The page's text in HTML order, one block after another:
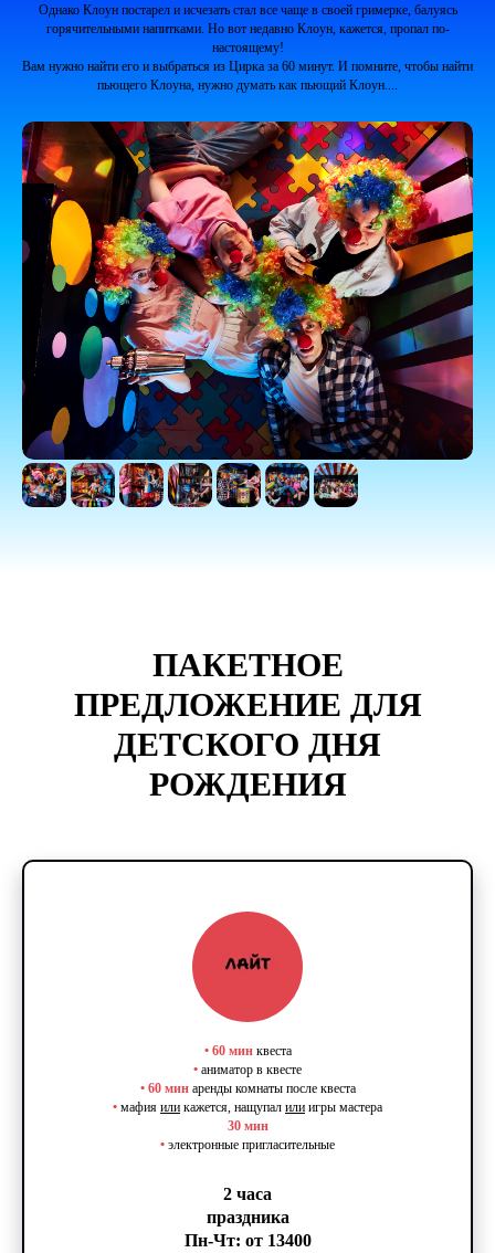
Однако Клоун постарел и исчезать стал все чаще в своей гримерке, балуясь
горячительными напитками. Но вот недавно Клоун, кажется, пропал по-
настоящему!
Вам нужно найти его и выбраться из Цирка за 60 минут. И помните, чтобы найти
пьющего Клоуна, нужно думать как пьющий Клоун....
ПАКЕТНОЕ
ПРЕДЛОЖЕНИЕ ДЛЯ
ДЕТСКОГО ДНЯ
РОЖДЕНИЯ
• 60 минквеста
• аниматор в квесте
• 60 минаренды комнаты после квеста
• мафия или кажется, нащупал или игры мастера
30 мин
• электронные пригласительные
2 часа
праздника
Пн-Чт: от 13400